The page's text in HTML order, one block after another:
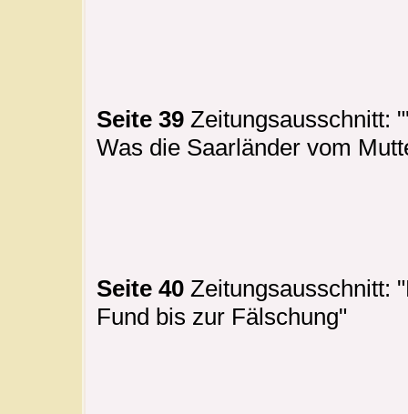
Seite 39 Zeitungsausschnitt:
Was die Saarländer vom
Seite 40 Zeitungsausschnitt:
Fund bis zur Fälschung"